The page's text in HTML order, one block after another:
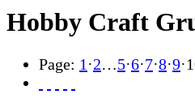
Hobby Craft
Page: 1 ·2…5·6·7·8·9·